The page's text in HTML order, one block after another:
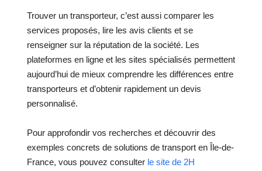
Trouver un transporteur, c’est aussi comparer les
services proposés, lire les avis clients et se
renseigner sur la réputation de la société. Les
plateformes en ligne et les sites spécialisés permettent
aujourd’hui de mieux comprendre les différences entre
transporteurs et d’obtenir rapidement un devis
personnalisé.
Pour approfondir vos recherches et découvrir des
exemples concrets de solutions de transport en Île-de-
France, vous pouvez consulter le site de 2H